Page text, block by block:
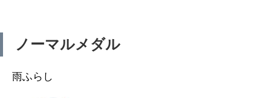
ノーマルメダル
雨ふらし